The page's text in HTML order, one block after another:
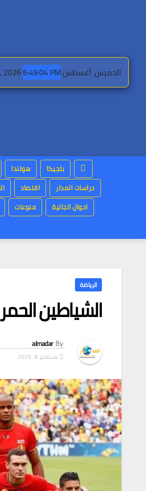
الخميس. أغسطس 6th, 20266:49:05 PM
بلجيكا هولندا
دراسات المدار
اقتصاد
احوال الجالية
منوعات
الرياضة
الشياطين الحمر يفوزون
By
almadar
سبتمبر 8, 2025